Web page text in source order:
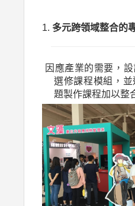
多元跨領域整合的
因應產業的需要，
選修課程模組，
題製作課程加以整